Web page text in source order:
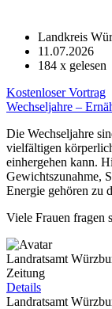
Landkreis
11.07.2026
184 x gelesen
Kostenloser Vortrag
Wechseljahre –
Die Wechseljahre
vielfältigen
einhergehen kann.
Gewichtszunahme,
Energie gehören zu
Viele Frauen fragen
Landratsamt
Zeitung
Details
Landratsamt